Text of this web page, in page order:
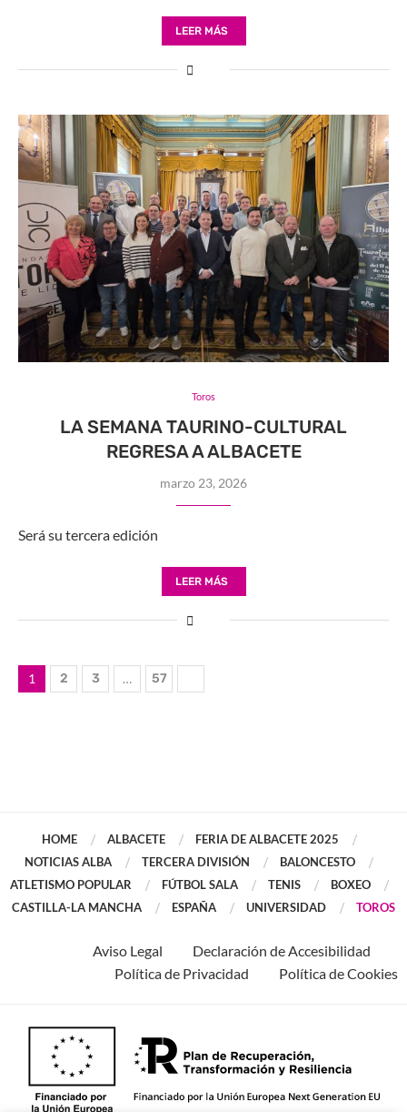
LEER MÁS
Toros
LA SEMANA TAURINO-CULTURAL
REGRESA A ALBACETE
marzo 23, 2026
Será su tercera edición
LEER MÁS
1 2 3 … 57
HOME ALBACETE
FERIA DE ALBACETE 2025
NOTICIAS ALBA
TERCERA DIVISIÓN
BALONCESTO
ATLETISMO POPULAR
FÚTBOL SALA TENIS
BOXEO
CASTILLA-LA MANCHA
ESPAÑA UNIVERSIDAD TOROS
Aviso Legal
Declaración de Accesibilidad
Política de Privacidad
Política de Cookies